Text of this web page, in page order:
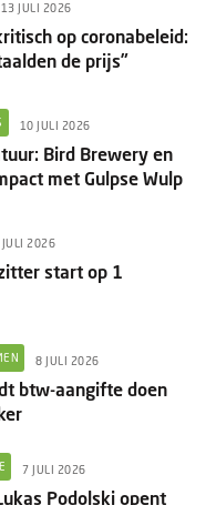
13 JULI 2026
op coronabeleid:
de prijs”
10 JULI 2026
Bird Brewery en
met Gulpse Wulp
JULI 2026
start op 1
8 JULI 2026
btw-aangifte doen
7 JULI 2026
Podolski opent